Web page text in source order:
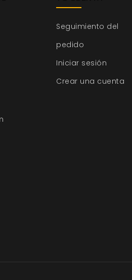
Seguimiento del
pedido
Iniciar sesión
Crear una cuenta